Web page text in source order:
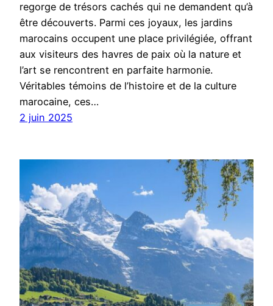
regorge de trésors cachés qui ne demandent qu’à
être découverts. Parmi ces joyaux, les jardins
marocains occupent une place privilégiée, offrant
aux visiteurs des havres de paix où la nature et
l’art se rencontrent en parfaite harmonie.
Véritables témoins de l’histoire et de la culture
marocaine, ces…
2 juin 2025